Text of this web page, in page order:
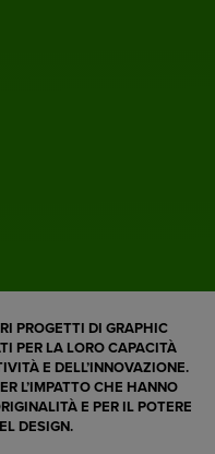
PROGETTI DI GRAPHIC
PER LA LORO CAPACITÀ
E DELL’INNOVAZIONE.
L’IMPATTO CHE HANNO
E PER IL POTERE
DESIGN.